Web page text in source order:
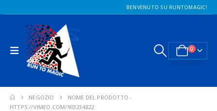
BENVENUTO SU RUNTOMAGIC!
0
NEGOZIO
NOME DEL PRODOTTO -
HTTPS://VIMEO.COM/903234822